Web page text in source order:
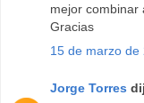
mejor combinar
Gracias
15 de marzo de
Jorge Torres